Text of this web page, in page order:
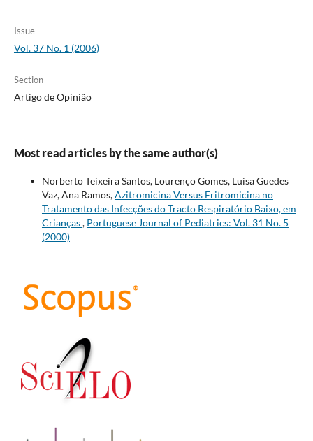
Issue
Vol. 37 No. 1 (2006)
Section
Artigo de Opinião
Most read articles by the same author(s)
Norberto Teixeira Santos, Lourenço Gomes, Luisa Guedes
Vaz, Ana Ramos,Azitromicina Versus Eritromicina no
Tratamento das Infecções do Tracto Respiratório Baixo, em
Crianças, Portuguese Journal of Pediatrics: Vol. 31 No. 5
(2000)